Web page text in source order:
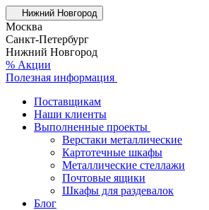
Нижний Новгород
Москва
Санкт-Петербург
Нижний Новгород
% Акции
Полезная информация
Поставщикам
Наши клиенты
Выполненные проекты
Верстаки металлические
Картотечные шкафы
Металлические стеллажи
Почтовые ящики
Шкафы для раздевалок
Блог